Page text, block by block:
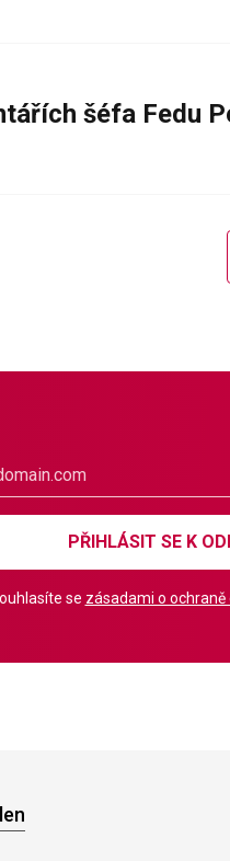
šéfa Fedu
PŘIHLÁSIT SE K
se zásadami o ochraně